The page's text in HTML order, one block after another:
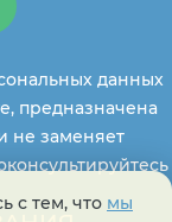
данных
предназначена
не заменяет
с тем, что мы